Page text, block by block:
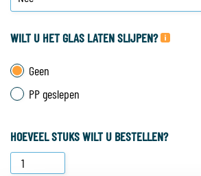
WILT U HET GLAS LATEN SLIJPEN?
Geen
PP geslepen
HOEVEEL STUKS WILT U BESTELLEN?